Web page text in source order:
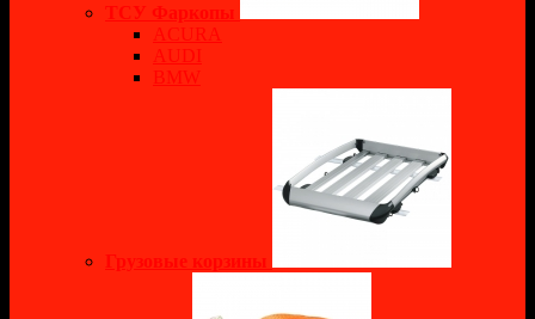
ТСУ Фаркопы
ACURA
AUDI
BMW
Грузовые корзины